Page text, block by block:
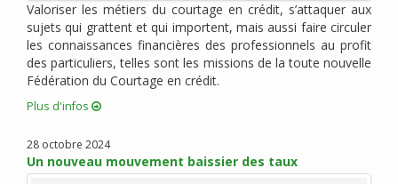
décembre 2019 (4)
novembre 2019 (2)
octobre 2019 (1)
septembre 2019 (1)
août 2019 (4)
juin 2019 (1)
mai 2019 (2)
Valoriser les métiers du courtage en crédit, s’attaquer aux
sujets qui grattent et qui importent, mais aussi faire circuler
les connaissances financières des professionnels au profit
des particuliers, telles sont les missions de la toute nouvelle
Fédération du Courtage en crédit.
Plus d'infos
28 octobre 2024
Un nouveau mouvement baissier des taux